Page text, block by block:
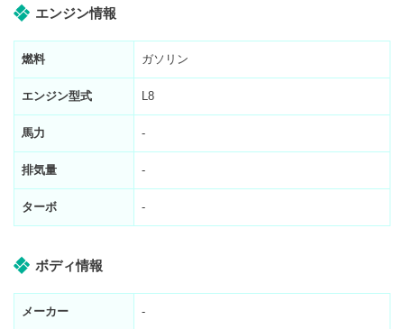
エンジン情報
燃料 ガソリン
エンジン型式 L8
馬力 -
排気量 -
ターボ -
ボディ情報
メーカー -